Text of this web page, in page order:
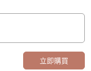
立即購買